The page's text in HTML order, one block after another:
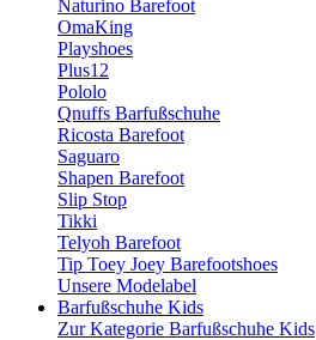
Naturino Barefoot
OmaKing
Playshoes
Plus12
Pololo
Qnuffs Barfußschuhe
Ricosta Barefoot
Saguaro
Shapen Barefoot
Slip Stop
Tikki
Telyoh Barefoot
Tip Toey Joey Barefootshoes
Unsere Modelabel
Barfußschuhe Kids
Zur Kategorie Barfußschuhe Kids